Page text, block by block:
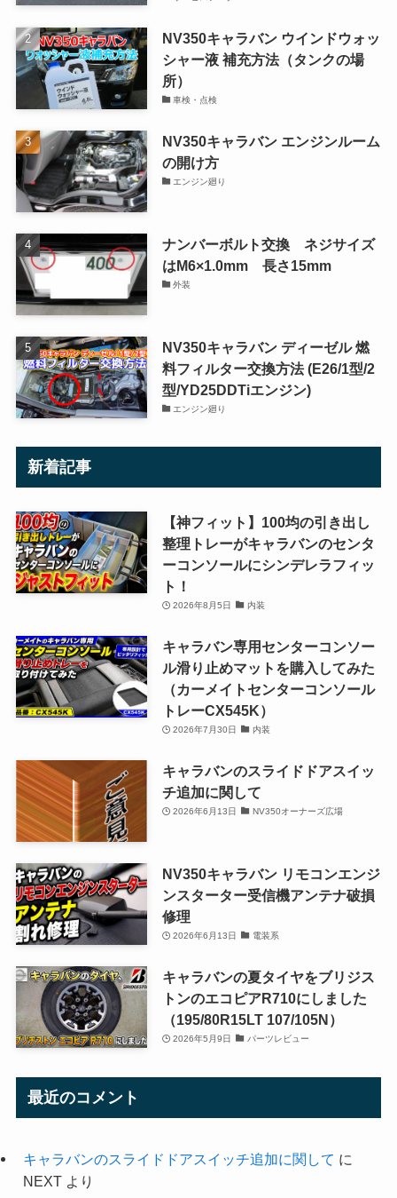
NV350キャラバン ウインドウォッ
シャー液 補充方法（タンクの場
所）
車検・点検
NV350キャラバン エンジンルーム
の開け方
エンジン廻り
ナンバーボルト交換 ネジサイズ
はM6×1.0mm 長さ15mm
外装
NV350キャラバン ディーゼル 燃
料フィルター交換方法 (E26/1型/2
型/YD25DDTiエンジン)
エンジン廻り
新着記事
【神フィット】100均の引き出し
整理トレーがキャラバンのセンタ
ーコンソールにシンデレラフィッ
ト！
2026年8月5日 内装
キャラバン専用センターコンソー
ル滑り止めマットを購入してみた
（カーメイトセンターコンソール
トレーCX545K）
2026年7月30日 内装
キャラバンのスライドドアスイッ
チ追加に関して
2026年6月13日 NV350オーナーズ広場
NV350キャラバン リモコンエンジ
ンスターター受信機アンテナ破損
修理
2026年6月13日 電装系
キャラバンの夏タイヤをブリジス
トンのエコピアR710にしました
（195/80R15LT 107/105N）
2026年5月9日 パーツレビュー
最近のコメント
キャラバンのスライドドアスイッチ追加に関して に
NEXTより